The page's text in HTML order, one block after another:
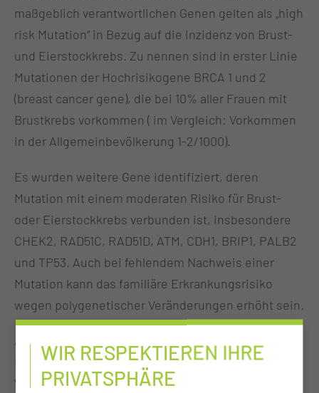
maßgeblich verantwortlichen Genen gelten als „high
risk Mutation“ in Bezug auf die Inzidenz von Brust-
und Eierstockkrebs. Zu nennen sind in erster Linie
Mutationen der Hochrisikogene BRCA 1 und 2
(breast cancer gene), die bei 10% aller Frauen mit
Brustkrebs vorkommen ( im Vergleich: Vorkommen
in der Allgemeinbevölkerung 1-2/1000).
Es wurden weitere Gene identifiziert, deren
Mutation mit einem moderaten Risiko für Brust-
oder Eierstockkrebs verbunden ist, insbesondere
CHEK2, RAD51C, RAD51D, ATM, CDH1, BRIP1, PALB2
und TP53. Auch bei fehlendem Nachweis einer
Mutation kann das familiäre Erkrankungsrisiko
wegen polygenetischer Veränderungen erhöht sein.
Anlageträger können bei entsprechender
Familienanamnese ein erhöhtes Risiko auch für
Weichteil-und Knochensarkome, Leukämie,
WIR RESPEKTIEREN IHRE
PRIVATSPHÄRE